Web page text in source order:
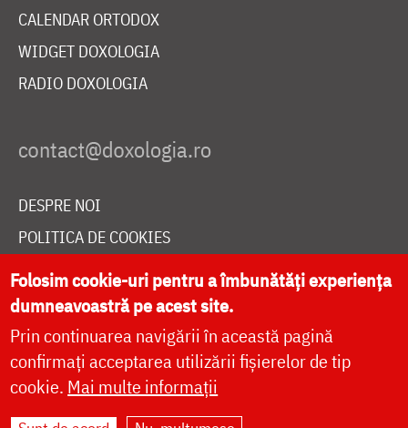
CALENDAR ORTODOX
WIDGET DOXOLOGIA
RADIO DOXOLOGIA
DESPRE NOI
POLITICA DE COOKIES
DONEAZĂ ONLINE PENTRU CATEDRALA NAȚIONALĂ
LIVE
Folosim cookie-uri pentru a îmbunătăți experiența
dumneavoastră pe acest site.
Prin continuarea navigării în această pagină
confirmați acceptarea utilizării fișierelor de tip
cookie. Mai multe informații